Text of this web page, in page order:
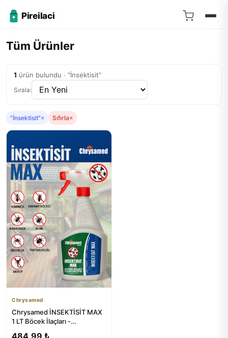
Pireilaci
Tüm Ürünler
1 ürün bulundu · "İnsektisit"
Sırala:
"İnsektisit"× Sıfırla×
Chrysamed
Chrysamed İNSEKTİSİT MAX
1 LT Böcek İlaçları -
484,99 ₺